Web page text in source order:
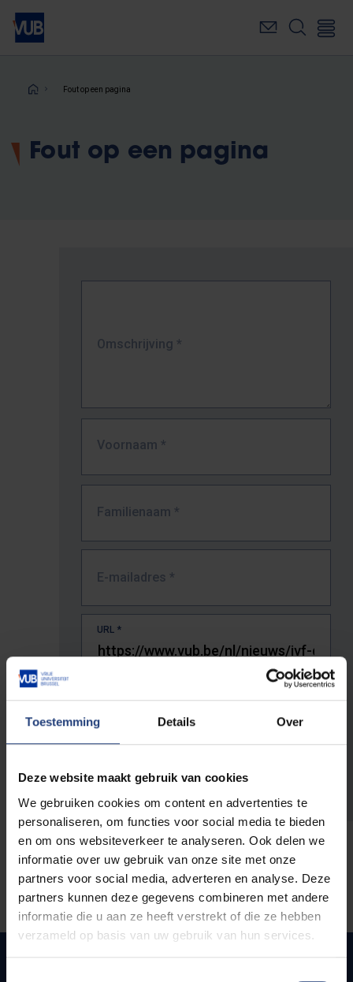
Toestemming Details Over
Deze website maakt gebruik van cookies
We gebruiken cookies om content en advertenties te
personaliseren, om functies voor social media te bieden
en om ons websiteverkeer te analyseren. Ook delen we
informatie over uw gebruik van onze site met onze
partners voor social media, adverteren en analyse. Deze
partners kunnen deze gegevens combineren met andere
informatie die u aan ze heeft verstrekt of die ze hebben
verzameld op basis van uw gebruik van hun services.
Overslaan
naar
inhoudKruimelpad
Fout op een pagina
Fout op een pagina
Omschrijving *
Voornaam *
Familienaam *
E-mailadres *
URL *
De volledige URL van de pagina waar je de fout zag.